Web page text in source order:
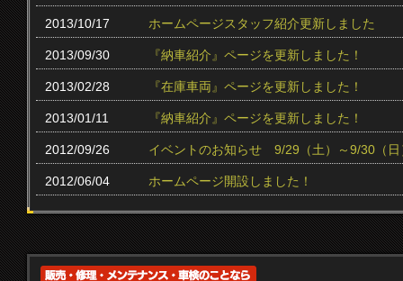
2013/10/17 ホームページスタッフ紹介更新しました
2013/09/30 『納車紹介』ページを更新しました！
2013/02/28 『在庫車両』ページを更新しました！
2013/01/11 『納車紹介』ページを更新しました！
2012/09/26 イベントのお知らせ 9/29（土）～9/30（日
2012/06/04 ホームページ開設しました！